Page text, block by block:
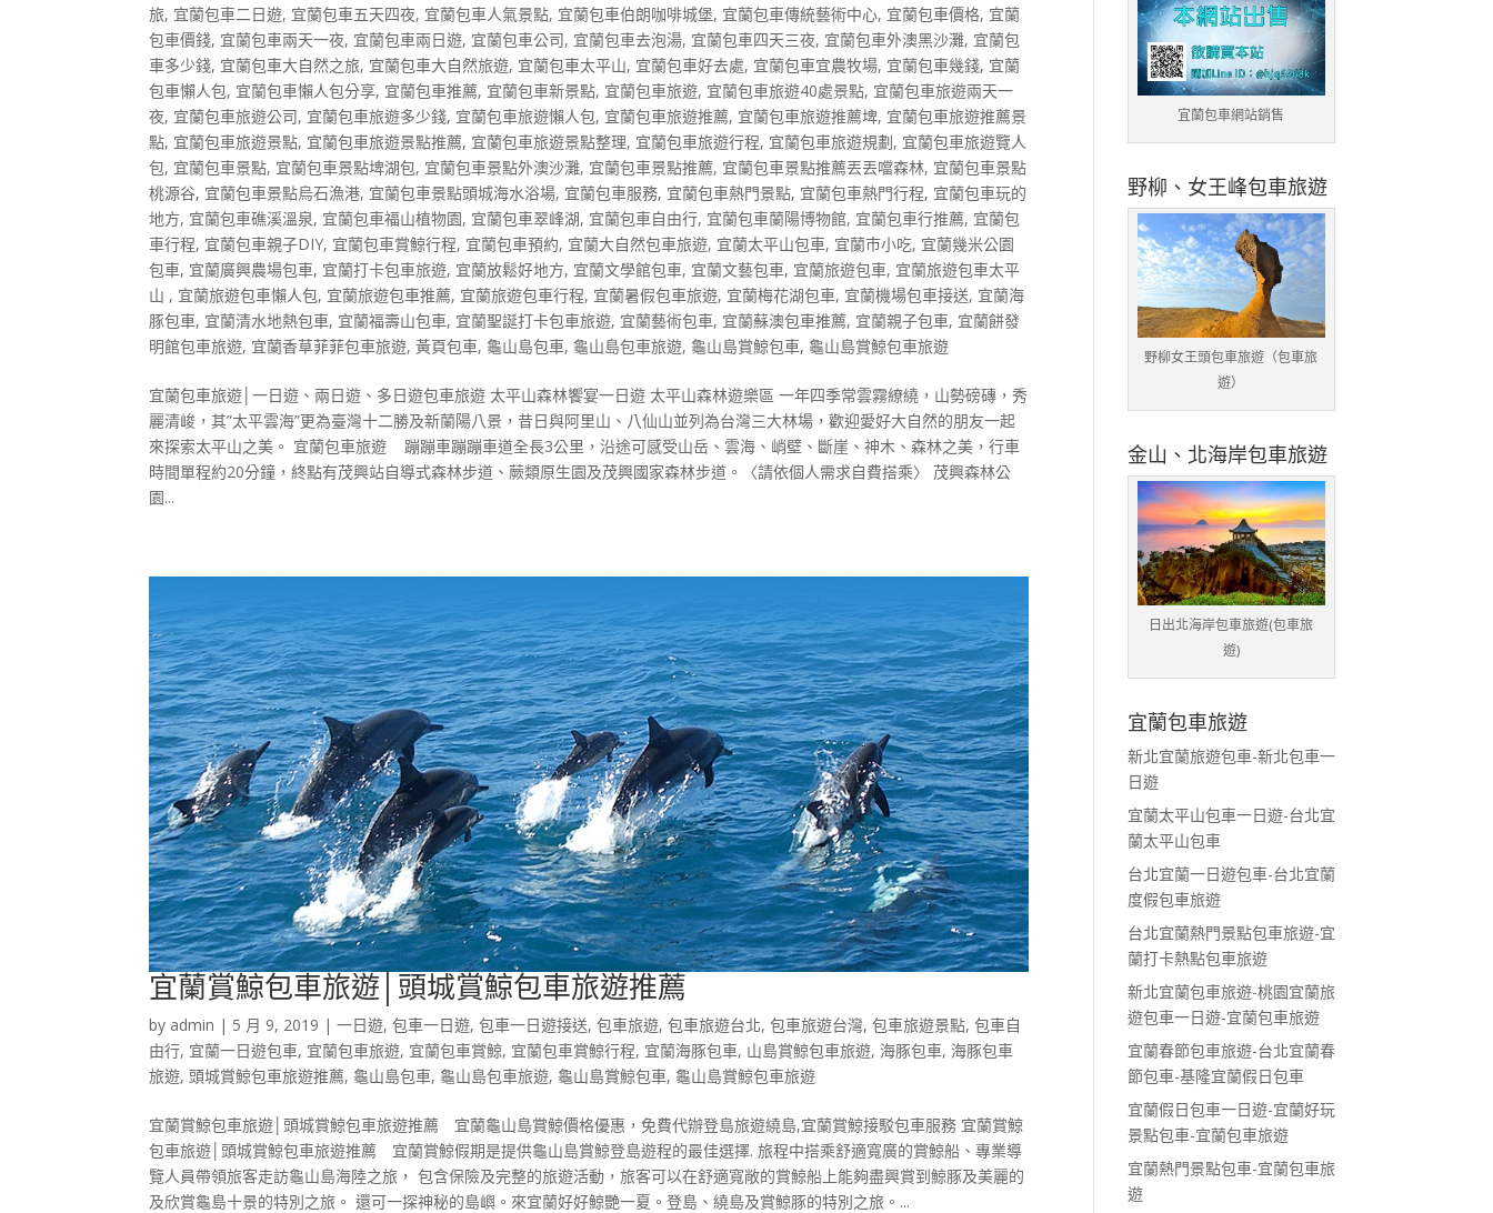
旅, 宜蘭包車二日遊, 宜蘭包車五天四夜, 宜蘭包車人氣景點, 宜蘭包車伯朗咖啡城堡, 宜蘭包車傳統藝術中心, 宜蘭包車價格, 宜蘭
包車價錢, 宜蘭包車兩天一夜, 宜蘭包車兩日遊, 宜蘭包車公司, 宜蘭包車去泡湯, 宜蘭包車四天三夜, 宜蘭包車外澳黑沙灘, 宜蘭包
車多少錢, 宜蘭包車大自然之旅, 宜蘭包車大自然旅遊, 宜蘭包車太平山, 宜蘭包車好去處, 宜蘭包車宜農牧場, 宜蘭包車幾錢, 宜蘭
包車懶人包, 宜蘭包車懶人包分享, 宜蘭包車推薦, 宜蘭包車新景點, 宜蘭包車旅遊, 宜蘭包車旅遊40處景點, 宜蘭包車旅遊兩天一
夜, 宜蘭包車旅遊公司, 宜蘭包車旅遊多少錢, 宜蘭包車旅遊懶人包, 宜蘭包車旅遊推薦, 宜蘭包車旅遊推薦埤, 宜蘭包車旅遊推薦景
點, 宜蘭包車旅遊景點, 宜蘭包車旅遊景點推薦, 宜蘭包車旅遊景點整理, 宜蘭包車旅遊行程, 宜蘭包車旅遊規劃, 宜蘭包車旅遊覽人
包, 宜蘭包車景點, 宜蘭包車景點埤湖包, 宜蘭包車景點外澳沙灘, 宜蘭包車景點推薦, 宜蘭包車景點推薦丟丟噹森林, 宜蘭包車景點
桃源谷, 宜蘭包車景點烏石漁港, 宜蘭包車景點頭城海水浴場, 宜蘭包車服務, 宜蘭包車熱門景點, 宜蘭包車熱門行程, 宜蘭包車玩的
地方, 宜蘭包車礁溪溫泉, 宜蘭包車福山植物園, 宜蘭包車翠峰湖, 宜蘭包車自由行, 宜蘭包車蘭陽博物館, 宜蘭包車行推薦, 宜蘭包
車行程, 宜蘭包車親子DIY, 宜蘭包車賞鯨行程, 宜蘭包車預約, 宜蘭大自然包車旅遊, 宜蘭太平山包車, 宜蘭市小吃, 宜蘭幾米公園
包車, 宜蘭廣興農場包車, 宜蘭打卡包車旅遊, 宜蘭放鬆好地方, 宜蘭文學館包車, 宜蘭文藝包車, 宜蘭旅遊包車, 宜蘭旅遊包車太平
山 , 宜蘭旅遊包車懶人包, 宜蘭旅遊包車推薦, 宜蘭旅遊包車行程, 宜蘭暑假包車旅遊, 宜蘭梅花湖包車, 宜蘭機場包車接送, 宜蘭海
豚包車, 宜蘭清水地熱包車, 宜蘭福壽山包車, 宜蘭聖誕打卡包車旅遊, 宜蘭藝術包車, 宜蘭蘇澳包車推薦, 宜蘭親子包車, 宜蘭餅發
明館包車旅遊, 宜蘭香草菲菲包車旅遊,黃頁包車, 龜山島包車, 龜山島包車旅遊, 龜山島賞鯨包車, 龜山島賞鯨包車旅遊
宜蘭包車旅遊│一日遊、兩日遊、多日遊包車旅遊 太平山森林饗宴一日遊 太平山森林遊樂區 一年四季常雲霧繚繞，山勢磅磚，秀
麗清峻，其”太平雲海”更為臺灣十二勝及新蘭陽八景，昔日與阿里山、八仙山並列為台灣三大林場，歡迎愛好大自然的朋友一起
來探索太平山之美。 宜蘭包車旅遊 蹦蹦車蹦蹦車道全長3公里，沿途可感受山岳、雲海、峭壁、斷崖、神木、森林之美，行車
時間單程約20分鐘，終點有茂興站自導式森林步道、蕨類原生園及茂興國家森林步道。〈請依個人需求自費搭乘〉 茂興森林公
園...
宜蘭賞鯨包車旅遊│頭城賞鯨包車旅遊推薦
by admin | 5 月 9, 2019 |一日遊,包車一日遊,包車一日遊接送,包車旅遊,包車旅遊台北,包車旅遊台灣,包車旅遊景點,包車自
由行, 宜蘭一日遊包車, 宜蘭包車旅遊, 宜蘭包車賞鯨, 宜蘭包車賞鯨行程, 宜蘭海豚包車, 山島賞鯨包車旅遊, 海豚包車, 海豚包車
旅遊,頭城賞鯨包車旅遊推薦, 龜山島包車, 龜山島包車旅遊, 龜山島賞鯨包車, 龜山島賞鯨包車旅遊
宜蘭賞鯨包車旅遊│頭城賞鯨包車旅遊推薦 宜蘭龜山島賞鯨價格優惠，免費代辦登島旅遊繞島,宜蘭賞鯨接駁包車服務 宜蘭賞鯨
包車旅遊│頭城賞鯨包車旅遊推薦 宜蘭賞鯨假期是提供龜山島賞鯨登島遊程的最佳選擇. 旅程中搭乘舒適寬廣的賞鯨船、專業導
覽人員帶領旅客走訪龜山島海陸之旅， 包含保險及完整的旅遊活動，旅客可以在舒適寬敞的賞鯨船上能夠盡興賞到鯨豚及美麗的
及欣賞龜島十景的特別之旅。 還可一探神秘的島嶼。來宜蘭好好鯨艷一夏。登島、繞島及賞鯨豚的特別之旅。...
宜蘭包車網站銷售
野柳、女王峰包車旅遊
野柳女王頭包車旅遊（包車旅
遊）
金山、北海岸包車旅遊
日出北海岸包車旅遊(包車旅
遊)
宜蘭包車旅遊
新北宜蘭旅遊包車-新北包車一
日遊
宜蘭太平山包車一日遊-台北宜
蘭太平山包車
台北宜蘭一日遊包車-台北宜蘭
度假包車旅遊
台北宜蘭熱門景點包車旅遊-宜
蘭打卡熱點包車旅遊
新北宜蘭包車旅遊-桃園宜蘭旅
遊包車一日遊-宜蘭包車旅遊
宜蘭春節包車旅遊-台北宜蘭春
節包車-基隆宜蘭假日包車
宜蘭假日包車一日遊-宜蘭好玩
景點包車-宜蘭包車旅遊
宜蘭熱門景點包車-宜蘭包車旅
遊